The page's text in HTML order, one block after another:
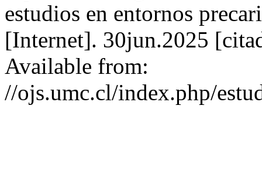
estudios en entornos
[Internet]. 30jun.2025
Available from:
//ojs.umc.cl/index.php/